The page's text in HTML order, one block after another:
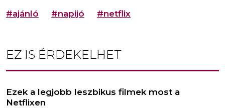
#ajánló #napijó #netflix
EZ IS ÉRDEKELHET
Ezek a legjobb leszbikus filmek most a
Netflixen